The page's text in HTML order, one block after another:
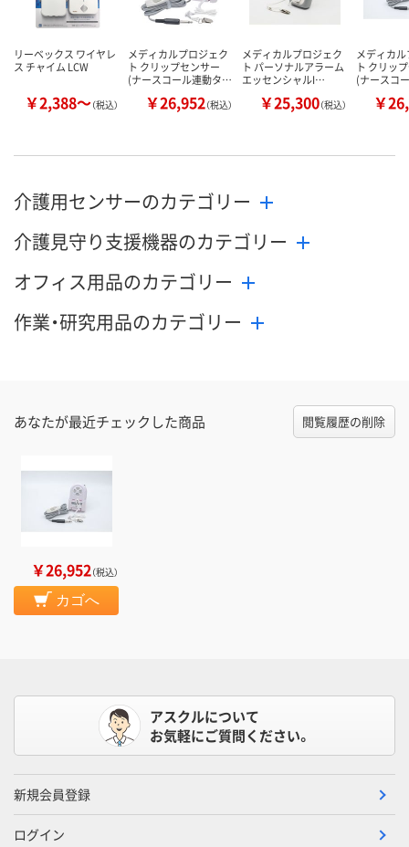
リーベックス ワイヤレ
ス チャイム LCW
￥2,388～（税込）
メディカルプロジェク
ト クリップセンサー
(ナースコール連動タ…
￥26,952（税込）
メディカルプロジェク
ト パーソナルアラーム
エッセンシャルI…
￥25,300（税込）
メディカ
ト クリッ
(ナースコ
￥
介護用センサーのカテゴリー
介護見守り支援機器のカテゴリー
オフィス用品のカテゴリー
作業・研究用品のカテゴリー
あなたが最近チェックした商品 閲覧履歴の削除
￥26,952（税込）
カゴへ
アスクルについて
お気軽にご質問ください。
新規会員登録
ログイン